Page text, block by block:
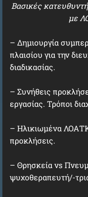
Βασικές
με
– Δημιουργία
πλαισίου για την
διαδικασίας.
– Συνήθεις
εργασίας. Τρόποι
– Ηλικιωμένα
προκλήσεις.
– Θρησκεία vs
ψυχοθεραπευτή/-